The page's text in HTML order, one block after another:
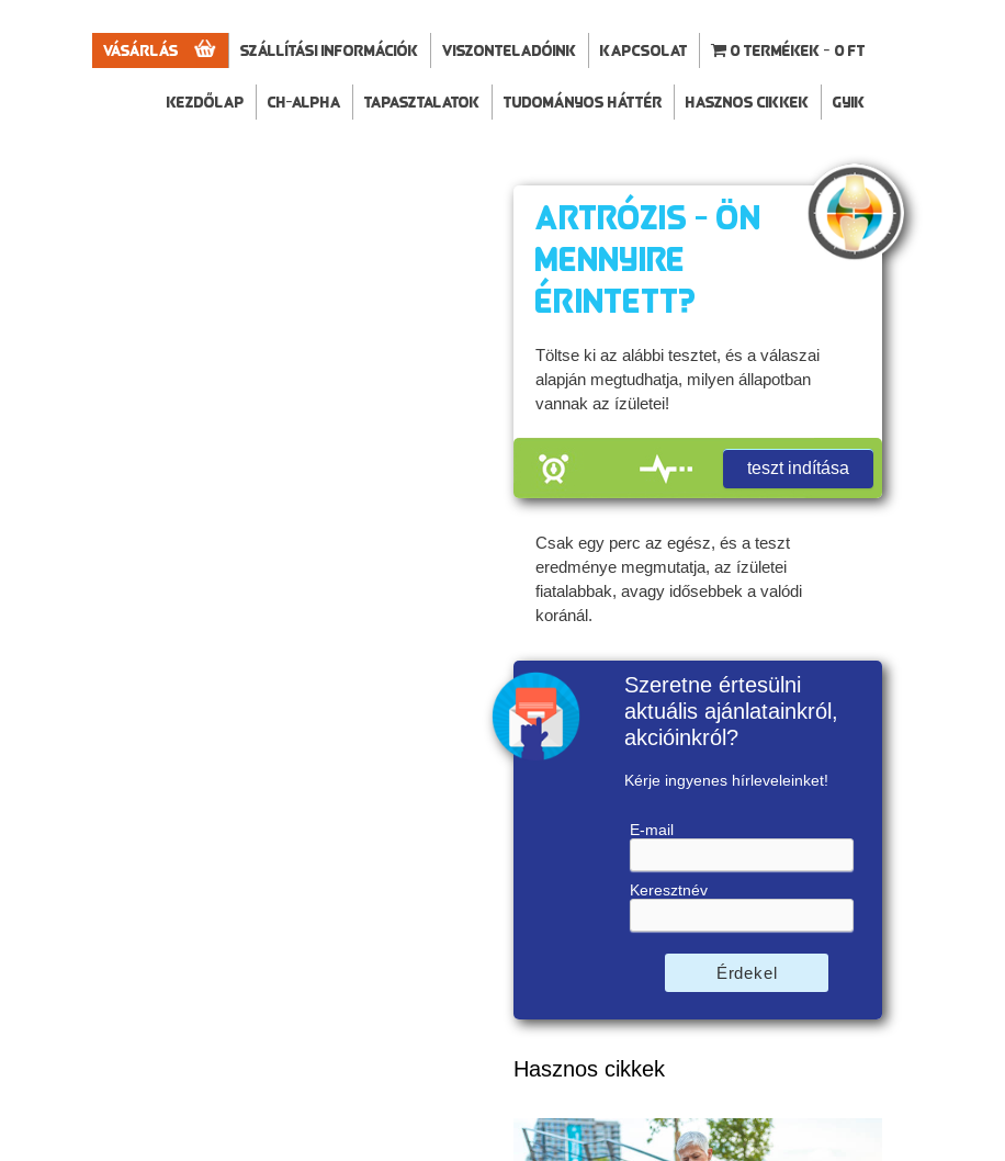
Vásárlás Szállítási információk VISZONTELADÓINK Kapcsolat 0 termékek 0 Ft
Kezdőlap CH-Alpha Tapasztalatok Tudományos háttér Hasznos cikkek GYIK
Artrózis - Ön
mennyire
érintett?
Töltse ki az alábbi tesztet, és a válaszai
alapján megtudhatja, milyen állapotban
vannak az ízületei!
teszt indítása
Csak egy perc az egész, és a teszt
eredménye megmutatja, az ízületei
fiatalabbak, avagy idősebbek a valódi
koránál.
Szeretne értesülni
aktuális ajánlatainkról,
akcióinkról?
Kérje ingyenes hírleveleinket!
E-mail
Keresztnév
Érdekel
Hasznos cikkek